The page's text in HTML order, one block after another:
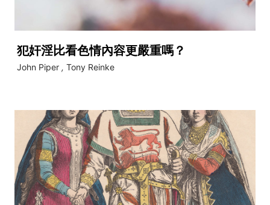
犯奸淫比看色情內容更嚴重嗎？
John Piper , Tony Reinke